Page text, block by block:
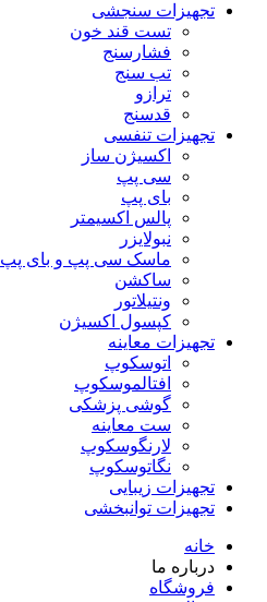
تجهیزات سنجشی
تست قند خون
فشارسنج
تب سنج
ترازو
قدسنج
تجهیزات تنفسی
اکسیژن ساز
سی پپ
بای پپ
پالس اکسیمتر
نبولایزر
ماسک سی پپ و بای پپ
ساکشن
ونتیلاتور
کپسول اکسیژن
تجهیزات معاینه
اتوسکوپ
افتالموسکوپ
گوشی پزشکی
ست معاینه
لارنگوسکوپ
نگاتوسکوپ
تجهیزات زیبایی
تجهیزات توانبخشی
خانه
درباره ما
فروشگاه